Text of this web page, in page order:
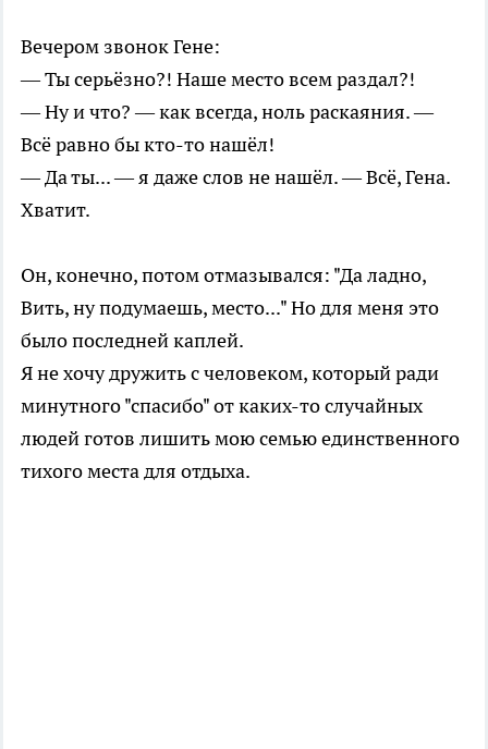
Вечером звонок Гене:
— Ты серьёзно?! Наше место всем раздал?!
— Ну и что? — как всегда, ноль раскаяния. —
Всё равно бы кто-то нашёл!
— Да ты... — я даже слов не нашёл. — Всё, Гена.
Хватит.
Он, конечно, потом отмазывался: "Да ладно,
Вить, ну подумаешь, место..." Но для меня это
было последней каплей.
Я не хочу дружить с человеком, который ради
минутного "спасибо" от каких-то случайных
людей готов лишить мою семью единственного
тихого места для отдыха.